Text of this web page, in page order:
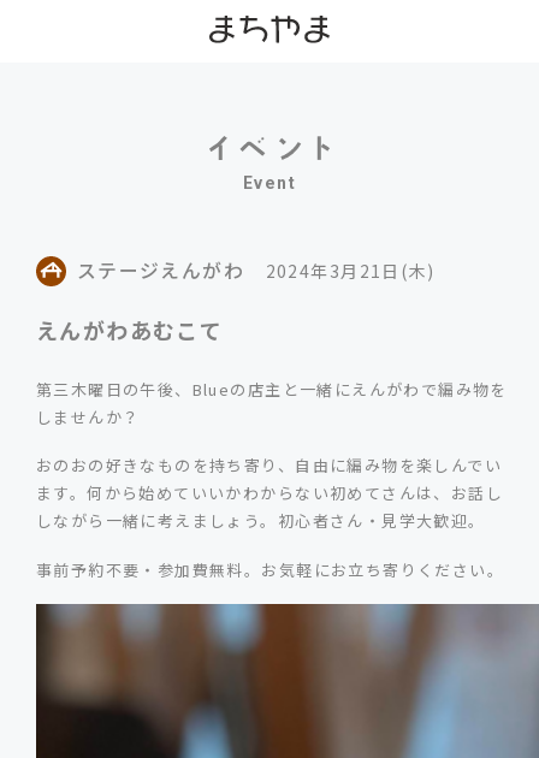
Event
ステージえんがわ 2024年3月21日(木)
えんがわあむこて
第三木曜日の午後、Blueの店主と一緒にえんがわで編み物を
しませんか？
おのおの好きなものを持ち寄り、自由に編み物を楽しんでい
ます。何から始めていいかわからない初めてさんは、お話し
しながら一緒に考えましょう。初心者さん・見学大歓迎。
事前予約不要・参加費無料。お気軽にお立ち寄りください。